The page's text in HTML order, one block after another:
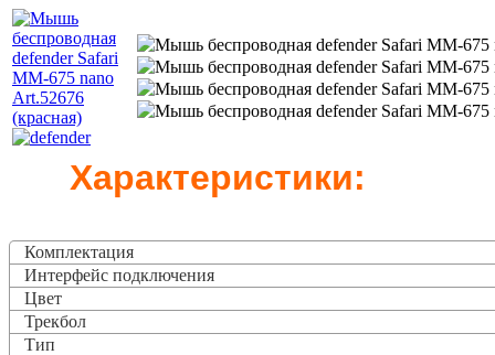
Характеристики:
Комплектация
Интерфейс подключения
Цвет
Трекбол
Тип